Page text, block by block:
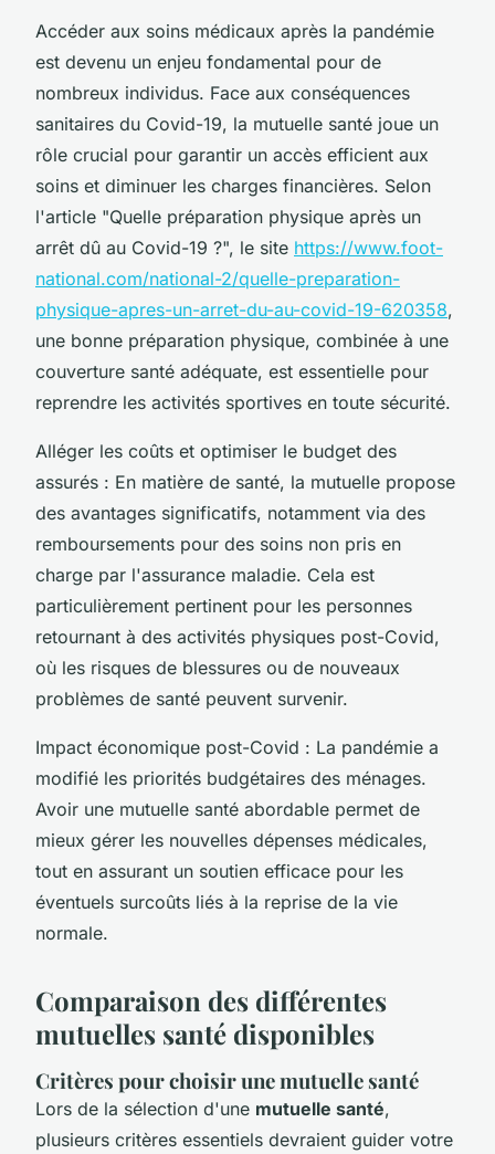
Accéder aux soins médicaux après la pandémie
est devenu un enjeu fondamental pour de
nombreux individus. Face aux conséquences
sanitaires du Covid-19, la mutuelle santé joue un
rôle crucial pour garantir un accès efficient aux
soins et diminuer les charges financières. Selon
l'article "Quelle préparation physique après un
arrêt dû au Covid-19 ?", le site https://www.foot-
national.com/national-2/quelle-preparation-
physique-apres-un-arret-du-au-covid-19-620358,
une bonne préparation physique, combinée à une
couverture santé adéquate, est essentielle pour
reprendre les activités sportives en toute sécurité.
Alléger les coûts et optimiser le budget des
assurés : En matière de santé, la mutuelle propose
des avantages significatifs, notamment via des
remboursements pour des soins non pris en
charge par l'assurance maladie. Cela est
particulièrement pertinent pour les personnes
retournant à des activités physiques post-Covid,
où les risques de blessures ou de nouveaux
problèmes de santé peuvent survenir.
Impact économique post-Covid : La pandémie a
modifié les priorités budgétaires des ménages.
Avoir une mutuelle santé abordable permet de
mieux gérer les nouvelles dépenses médicales,
tout en assurant un soutien efficace pour les
éventuels surcoûts liés à la reprise de la vie
normale.
Comparaison des différentes
mutuelles santé disponibles
Critères pour choisir une mutuelle santé
Lors de la sélection d'une mutuelle santé,
plusieurs critères essentiels devraient guider votre